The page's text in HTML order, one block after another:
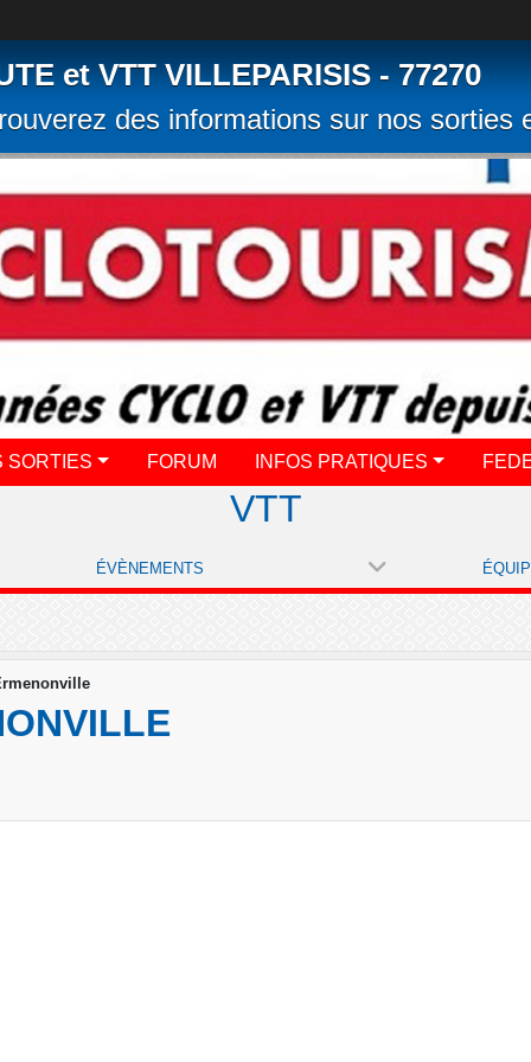
et VTT VILLEPARISIS - 77270
des informations sur nos sorties
SORTIES FORUM INFOS PRATIQUES
VTT
ÉVÈNEMENTS